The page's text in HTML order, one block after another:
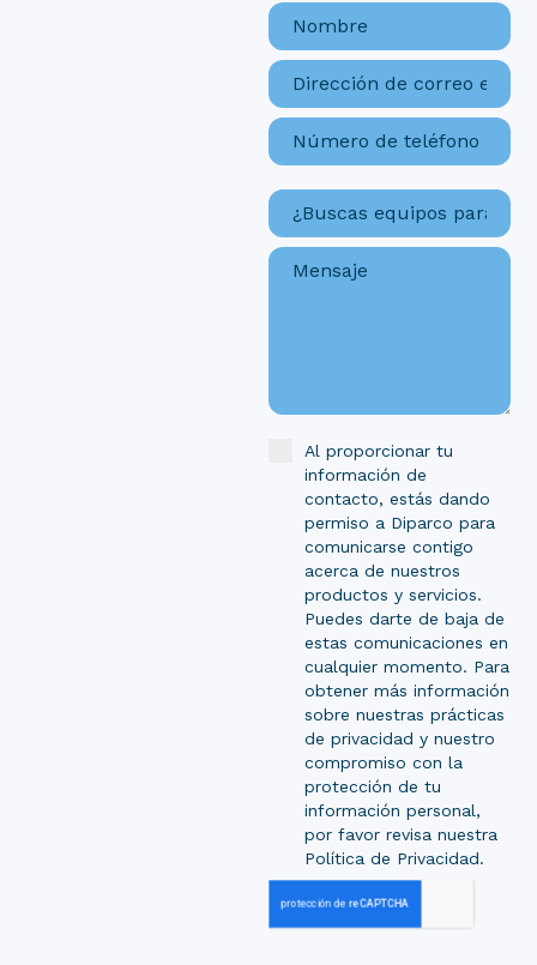
Al proporcionar tu
información de
contacto, estás dando
permiso a Diparco para
comunicarse contigo
acerca de nuestros
productos y servicios.
Puedes darte de baja de
estas comunicaciones en
cualquier momento. Para
obtener más información
sobre nuestras prácticas
de privacidad y nuestro
compromiso con la
protección de tu
información personal,
por favor revisa nuestra
Política de Privacidad.